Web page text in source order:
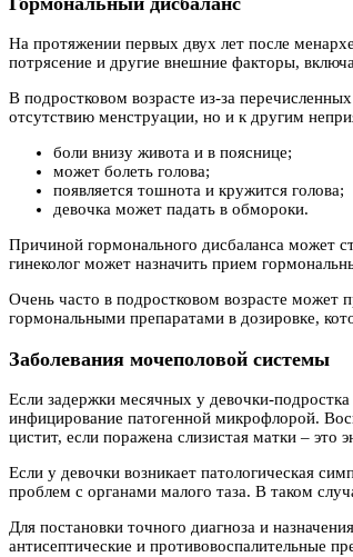
На протяжении первых двух лет после
потрясение и другие внешние факторы,
В подростковом возрасте из-за
отсутствию менструации, но и к другим
боли внизу живота и в пояснице;
может болеть голова;
появляется тошнота и кружится голова;
девочка может падать в обмороки.
Причиной гормонального дисбаланса может
гинеколог может назначить прием
Очень часто в подростковом возрасте может
гормональными препаратами в дозировке,
Заболевания мочеполовой системы
Если задержки месячных у девочки-
инфицирование патогенной микрофлорой.
цистит, если поражена слизистая матки – это
Если у девочки возникает патологическая
проблем с органами малого таза. В таком
Для постановки точного диагноза и
антисептические и противовоспалительные